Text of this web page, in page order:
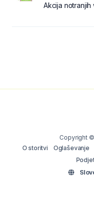
Akcija notranjih
Copyright
O storitvi
Oglaševanje